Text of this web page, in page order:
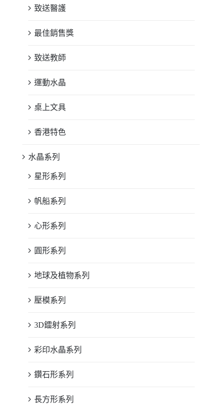
致送醫護
最佳銷售獎
致送教師
運動水晶
桌上文具
香港特色
水晶系列
星形系列
帆船系列
心形系列
圓形系列
地球及植物系列
壓模系列
3D鐳射系列
彩印水晶系列
鑽石形系列
長方形系列